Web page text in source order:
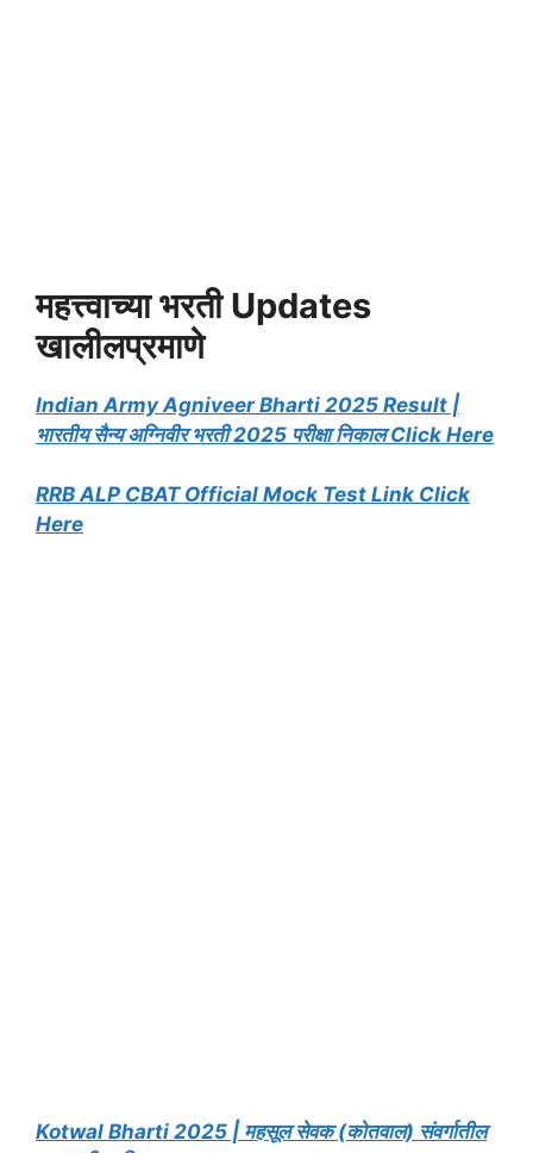
महत्त्वाच्या भरती Updates
खालीलप्रमाणे
Indian Army Agniveer Bharti 2025 Result |
भारतीय सैन्य अग्निवीर भरती 2025 परीक्षा निकाल Click Here
RRB ALP CBAT Official Mock Test Link Click
Here
Kotwal Bharti 2025 | महसूल सेवक (कोतवाल) संवर्गातील